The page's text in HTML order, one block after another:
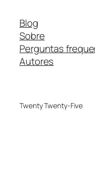
Blog
Sobre
Perguntas
Autores
Twenty Twenty-Five